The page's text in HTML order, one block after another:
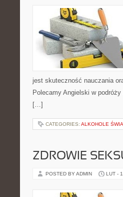
jest skuteczność nauczania
Polecamy Angielski w
[…]
CATEGORIES: ALKOHOLE
ZDROWIE
POSTED BY ADMIN LUT -